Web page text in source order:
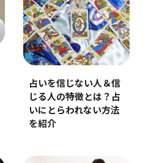
占いを信じない人＆信
じる人の特徴とは？占
いにとらわれない方法
を紹介